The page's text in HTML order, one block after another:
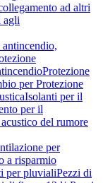
ad altri
agli
Protezione
per Protezione
Isolanti per il
per il
del rumore
per
a risparmio
per pluvialiPezzi di